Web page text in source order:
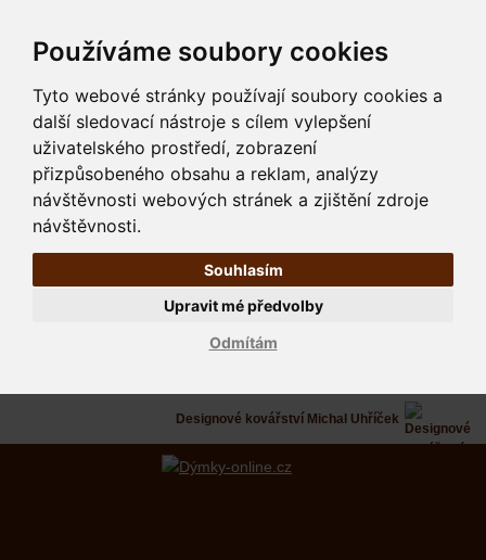
Používáme soubory cookies
Tyto webové stránky používají soubory cookies a
další sledovací nástroje s cílem vylepšení
uživatelského prostředí, zobrazení
přizpůsobeného obsahu a reklam, analýzy
návštěvnosti webových stránek a zjištění zdroje
návštěvnosti.
Souhlasím
Odmítám
Upravit mé předvolby
Designové kovářství Michal Uhříček